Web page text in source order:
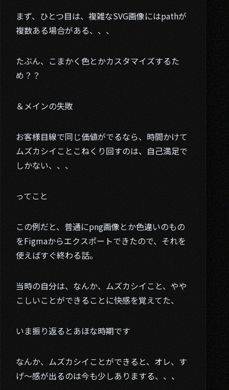
03. Blog
Twitter
まず、ひとつ目は、複雑なSVG画像にはpathが
複数ある場合がある、、、
たぶん、こまかく色とかカスタマイズするた
め？？
＆メインの失敗
お客様目線で同じ価値がでるなら、時間かけて
ムズカシイことこねくり回すのは、自己満足で
しかない、、、
ってこと
この例だと、普通にpng画像とか色違いのもの
をFigmaからエクスポートできたので、それを
使えばすぐ終わる話。
当時の自分は、なんか、ムズカシイこと、やや
こしいことができることに快感を覚えてた、
いま振り返るとあほな時期です
なんか、ムズカシイことができると、オレ、す
げ～感が出るのは今も少しありまする、、、